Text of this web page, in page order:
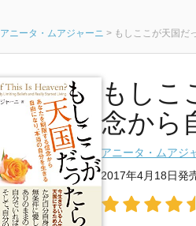
アニータ・ムアジャーニ > もしここが天国だ
もしこ
念から
アニータ・ムアジ
2017年4月18日発